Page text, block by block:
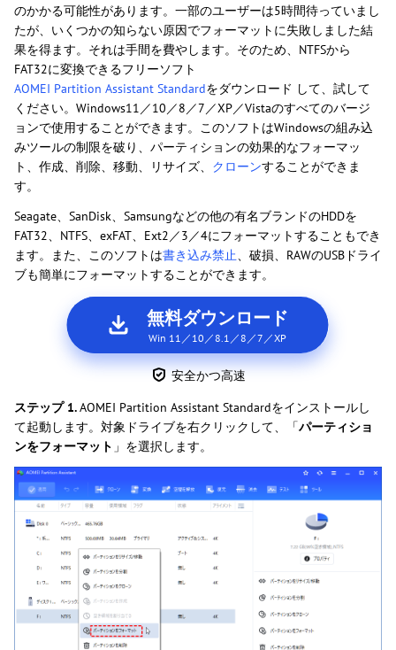
のかかる可能性があります。一部のユーザーは5時間待っていまし
たが、いくつかの知らない原因でフォーマットに失敗しました結
果を得ます。それは手間を費やします。そのため、NTFSから
FAT32に変換できるフリーソフト
AOMEI Partition Assistant Standardをダウンロード して、試して
ください。Windows11／10／8／7／XP／Vistaのすべてのバージ
ョンで使用することができます。このソフトはWindowsの組み込
みツールの制限を破り、パーティションの効果的なフォーマッ
ト、作成、削除、移動、リサイズ、 クローンすることができま
す。
Seagate、SanDisk、Samsungなどの他の有名ブランドのHDDを
FAT32、NTFS、exFAT、Ext2／3／4にフォーマットすることもでき
ます。また、このソフトは書き込み禁止、破損、RAWのUSBドライ
ブも簡単にフォーマットすることができます。
無料ダウンロード
Win 11／10／8.1／8／7／XP
安全かつ高速
ステップ 1.AOMEI Partition Assistant Standardをインストールし
て起動します。対象ドライブを右クリックして、「パーティショ
ンをフォーマット 」を選択します。